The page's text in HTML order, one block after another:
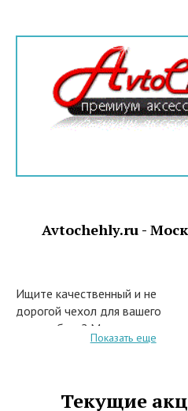
Avtochehly.ru -
Ищите качественный и не
дорогой чехол для вашего
автомобиля? Магазин
Avtochehly.ru предлагает
отечественных автомобилей.
Показать еще
Текущие